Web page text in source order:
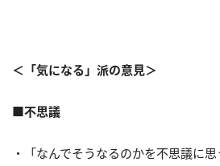
＜「気になる」派の意見＞
■不思議
・「なんでそうなるのかを不思議に